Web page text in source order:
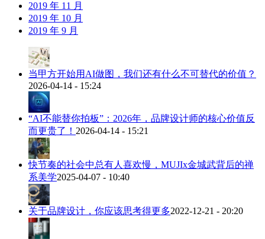
2019 年 11 月
2019 年 10 月
2019 年 9 月
当甲方开始用AI做图，我们还有什么不可替代的价值？
2026-04-14 - 15:24
“AI不能替你拍板”：2026年，品牌设计师的核心价值反
而更贵了！ 2026-04-14 - 15:21
快节奏的社会中总有人喜欢慢，MUJIx金城武背后的禅
系美学2025-04-07 - 10:40
关于品牌设计，你应该思考得更多2022-12-21 - 20:20